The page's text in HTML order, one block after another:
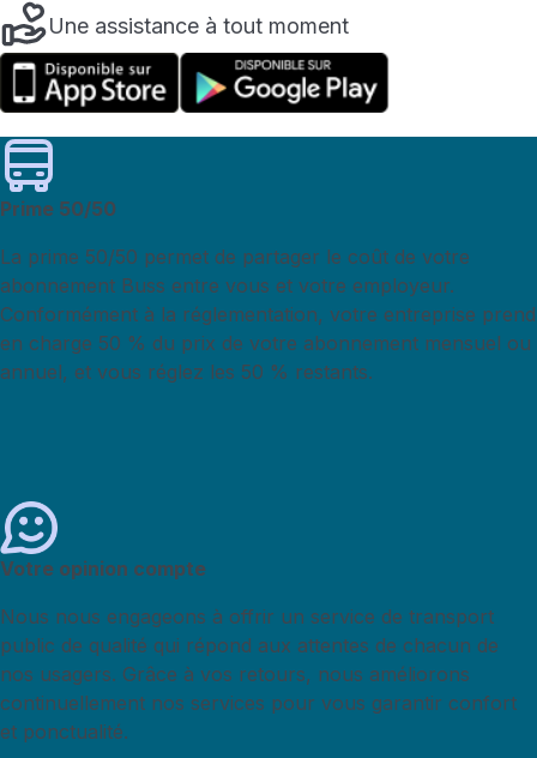
Une assistance à tout moment
Prime 50/50
La prime 50/50 permet de partager le coût de votre
abonnement Buss entre vous et votre employeur.
Conformément à la réglementation, votre entreprise prend
en charge 50 % du prix de votre abonnement mensuel ou
annuel, et vous réglez les 50 % restants.
Votre opinion compte
Nous nous engageons à offrir un service de transport
public de qualité qui répond aux attentes de chacun de
nos usagers. Grâce à vos retours, nous améliorons
continuellement nos services pour vous garantir confort
et ponctualité.